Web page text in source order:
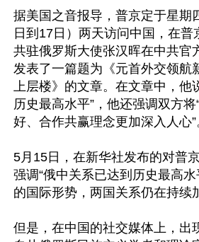
据美国之音报导，普京定于星期
日到17日）两天访问中国，在普
共驻俄罗斯大使张汉晖在中共官
发表了一篇题为《元首外交领航
上层楼》的文章。在文章中，他
历史最高水平”，他还强调双方
好、合作共赢理念更加深入人心”
5月15日，在新华社发布的对普
强调“俄中关系已达到历史最高
的国际形势，两国关系仍在持续
但是，在中国的社交媒体上，出